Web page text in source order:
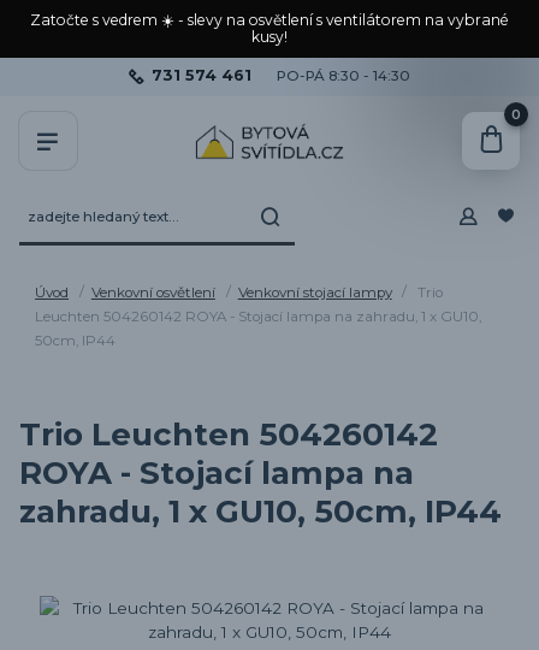
Zatočte s vedrem ☀️ - slevy na osvětlení s ventilátorem na vybrané
kusy!
731 574 461 PO-PÁ 8:30 - 14:30
0
Úvod Venkovní osvětlení Venkovní stojací lampy
Trio
Leuchten 504260142 ROYA - Stojací lampa na zahradu, 1 x GU10,
50cm, IP44
Trio Leuchten 504260142
ROYA - Stojací lampa na
zahradu, 1 x GU10, 50cm, IP44